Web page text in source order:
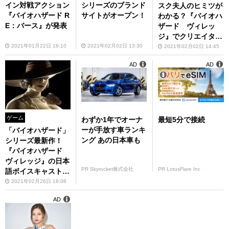
イン対戦アクション
『バイオハザード R
E：バース』が発表
2021年01月22日 16:10
シリーズのブランド
サイトがオープン！
2021年02月02日 13:30
スク夫人のヒミツが
わかる？『バイオハ
ザード ヴィレッ
ジ』でクリエイター
コメントを公開
2021年02月02日 14:45
ゲーム
「バイオハザード」
シリーズ最新作！
『バイオハザード
ヴィレッジ』の日本
語ボイスキャストを
公開2021年02月26日 18:08
わずか1年でオーナ
ーが手放す車ランキ
ング あの日本車も
PR Skyrocket株式会社
AD
最短5分で接続
PR LotusFlare Inc
AD
AD